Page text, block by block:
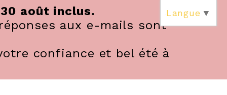
août inclus.
aux e-mails sont
confiance et bel été à
Langue ▼